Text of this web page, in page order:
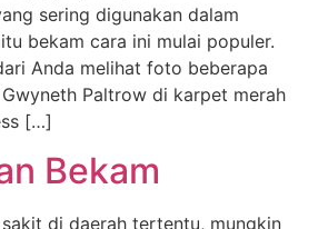
sering digunakan dalam
bekam cara ini mulai populer.
Anda melihat foto beberapa
Paltrow di karpet merah
[…]
Bekam
di daerah tertentu, mungkin